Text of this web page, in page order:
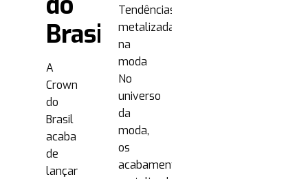
Brasil
A
Crown
do
Brasil
acaba
de
lançar
Tendências
metalizadas
na
moda
No
universo
da
moda,
os
acabamentos